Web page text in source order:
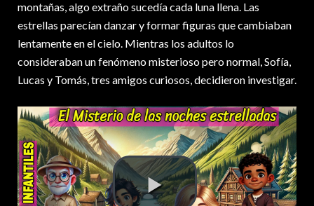
montañas, algo extraño sucedía cada luna llena. Las
estrellas parecían danzar y formar figuras que cambiaban
lentamente en el cielo. Mientras los adultos lo
consideraban un fenómeno misterioso pero normal, Sofía,
Lucas y Tomás, tres amigos curiosos, decidieron investigar.